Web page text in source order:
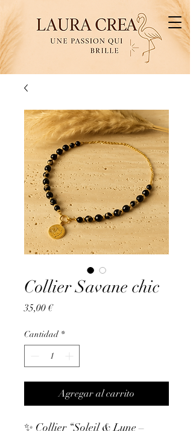
Collier Savane chic
35,00 €Precio
Cantidad *
Agregar al carrito
✨ Collier “Soleil & Lune –